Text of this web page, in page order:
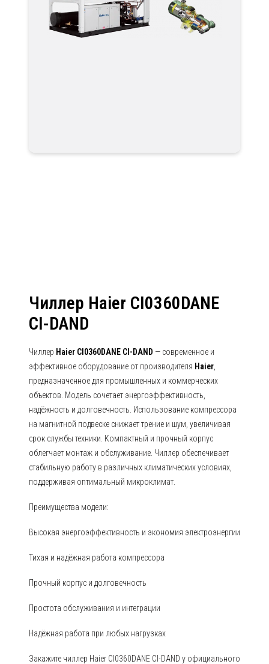
Чиллер Haier CI0360DANE
CI-DAND
Чиллер Haier CI0360DANE CI-DAND — современное и
эффективное оборудование от производителя Haier
предназначенное для промышленных и коммерческих
объектов. Модель сочетает энергоэффективность,
надёжность и долговечность. Использование компрессора
на магнитной подвеске снижает трение и шум, увеличивая
срок службы техники. Компактный и прочный корпус
облегчает монтаж и обслуживание. Чиллер обеспечивает
стабильную работу в различных климатических условиях,
поддерживая оптимальный микроклимат.
Преимущества модели:
Высокая энергоэффективность и экономия электроэнергии
Тихая и надёжная работа компрессора
Прочный корпус и долговечность
Простота обслуживания и интеграции
Надёжная работа при любых нагрузках
Закажите чиллер Haier CI0360DANE CI-DAND у официального